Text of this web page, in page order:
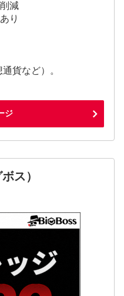
減
り
貨など）。
ジ
ス）